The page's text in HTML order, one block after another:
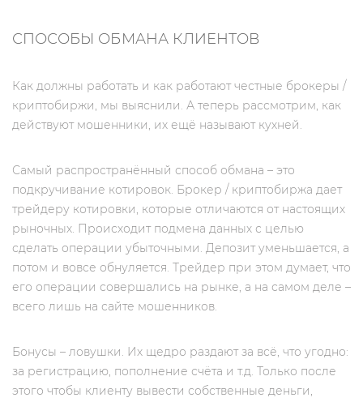
СПОСОБЫ ОБМАНА КЛИЕНТОВ
Как должны работать и как работают честные брокеры /
криптобиржи, мы выяснили. А теперь рассмотрим, как
действуют мошенники, их ещё называют кухней.
Самый распространённый способ обмана – это
подкручивание котировок. Брокер / криптобиржа дает
трейдеру котировки, которые отличаются от настоящих
рыночных. Происходит подмена данных с целью
сделать операции убыточными. Депозит уменьшается, а
потом и вовсе обнуляется. Трейдер при этом думает, что
его операции совершались на рынке, а на самом деле –
всего лишь на сайте мошенников.
Бонусы – ловушки. Их щедро раздают за всё, что угодно:
за регистрацию, пополнение счёта и т.д. Только после
этого чтобы клиенту вывести собственные деньги,